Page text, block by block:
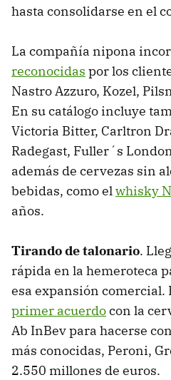
hasta consolidarse en el
La compañía nipona
reconocidas por los
Nastro Azzuro, Kozel,
En su catálogo incluye
Victoria Bitter, Carltron
Radegast, Fuller´s
además de cervezas sin
bebidas, como elwhisky
años.
Tirando de talonario.
rápida en la hemeroteca
esa expansión comercial.
primer acuerdocon la
Ab InBev para hacerse
más conocidas, Peroni,
2.550 millones de euros.